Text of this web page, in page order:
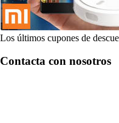
Los últimos cupones de
Contacta con nosotros